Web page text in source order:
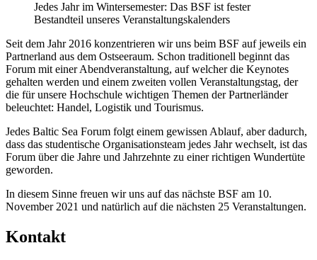
Jedes Jahr im Wintersemester: Das BSF ist fester
Bestandteil unseres Veranstaltungskalenders
Seit dem Jahr 2016 konzentrieren wir uns beim BSF auf jeweils ein
Partnerland aus dem Ostseeraum. Schon traditionell beginnt das
Forum mit einer Abendveranstaltung, auf welcher die Keynotes
gehalten werden und einem zweiten vollen Veranstaltungstag, der
die für unsere Hochschule wichtigen Themen der Partnerländer
beleuchtet: Handel, Logistik und Tourismus.
Jedes Baltic Sea Forum folgt einem gewissen Ablauf, aber dadurch,
dass das studentische Organisationsteam jedes Jahr wechselt, ist das
Forum über die Jahre und Jahrzehnte zu einer richtigen Wundertüte
geworden.
In diesem Sinne freuen wir uns auf das nächste BSF am 10.
November 2021 und natürlich auf die nächsten 25 Veranstaltungen.
Kon­takt